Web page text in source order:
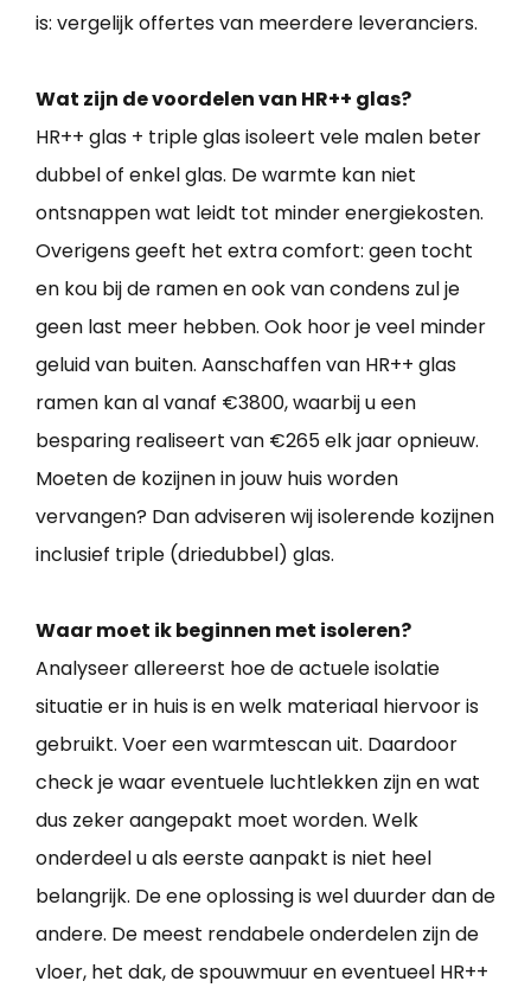
is: vergelijk offertes van meerdere leveranciers.
Wat zijn de voordelen van HR++ glas?
HR++ glas + triple glas isoleert vele malen beter
dubbel of enkel glas. De warmte kan niet
ontsnappen wat leidt tot minder energiekosten.
Overigens geeft het extra comfort: geen tocht
en kou bij de ramen en ook van condens zul je
geen last meer hebben. Ook hoor je veel minder
geluid van buiten. Aanschaffen van HR++ glas
ramen kan al vanaf €3800, waarbij u een
besparing realiseert van €265 elk jaar opnieuw.
Moeten de kozijnen in jouw huis worden
vervangen? Dan adviseren wij isolerende kozijnen
inclusief triple (driedubbel) glas.
Waar moet ik beginnen met isoleren?
Analyseer allereerst hoe de actuele isolatie
situatie er in huis is en welk materiaal hiervoor is
gebruikt. Voer een warmtescan uit. Daardoor
check je waar eventuele luchtlekken zijn en wat
dus zeker aangepakt moet worden. Welk
onderdeel u als eerste aanpakt is niet heel
belangrijk. De ene oplossing is wel duurder dan de
andere. De meest rendabele onderdelen zijn de
vloer, het dak, de spouwmuur en eventueel HR++